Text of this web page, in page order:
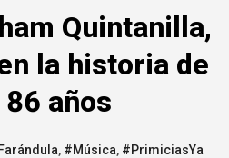
Quintanilla,
la historia de
años
, #Música, #PrimiciasYa